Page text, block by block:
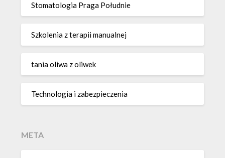
Stomatologia Praga Południe
Szkolenia z terapii manualnej
tania oliwa z oliwek
Technologia i zabezpieczenia
META